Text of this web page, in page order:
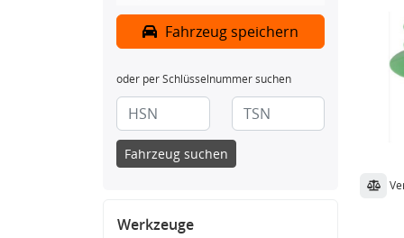
Fahrzeug speichern
oder per Schlüsselnummer suchen
Fahrzeug suchen
Werkzeuge